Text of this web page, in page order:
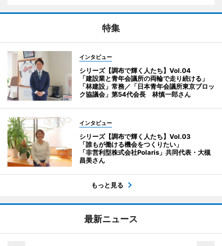
特集
インタビュー
シリーズ【調布で輝く人たち】Vol.04
「建設業と青年会議所の両輪で走り続ける」
「林建設」常務／「日本青年会議所東京ブロッ
ク協議会」第54代会長 林慎一郎さん
インタビュー
シリーズ【調布で輝く人たち】Vol.03
「誰もが働ける機会をつくりたい」
「非営利型株式会社Polaris」共同代表・大槻
昌美さん
もっと見る
最新ニュース